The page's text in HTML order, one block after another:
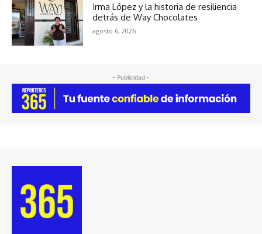
Irma López y la historia de resiliencia
detrás de Way Chocolates
agosto 6, 2026
- Publicidad -